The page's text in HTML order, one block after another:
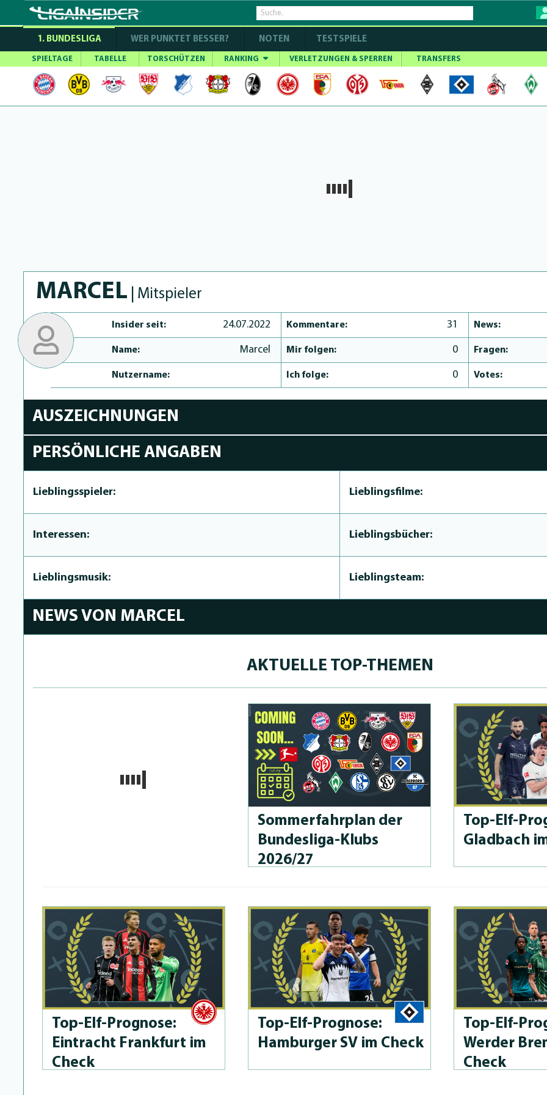
1. BUNDESLIGA WER PUNKTET BESSER? NOTEN TESTSPIELE
SPIELTAGE TABELLE TORSCHÜTZEN RANKING VERLETZUNGEN & SPERREN TRANSFERS
MARCEL | Mitspieler
Insider seit: 24.07.2022 Kommentare: 31 News:
Name: Marcel Mir folgen: 0 Fragen:
Nutzername: Ich folge: 0 Votes:
AUSZEICHNUNGEN
PERSÖNLICHE ANGABEN
Lieblingsspieler: Lieblingsfilme:
Interessen: Lieblingsbücher:
Lieblingsmusik: Lieblingsteam:
NEWS VON MARCEL
AKTUELLE TOP-THEMEN
Som­merfahrplan der
Bun­des­li­ga-Klubs
2026/27
Top-Elf-
Gladbach
Top-Elf-Prog­no­se:
Eintracht Frankfurt im
Check
Top-Elf-Prog­no­se:
Hamburger SV im Check
Top-Elf-
Werder
Check